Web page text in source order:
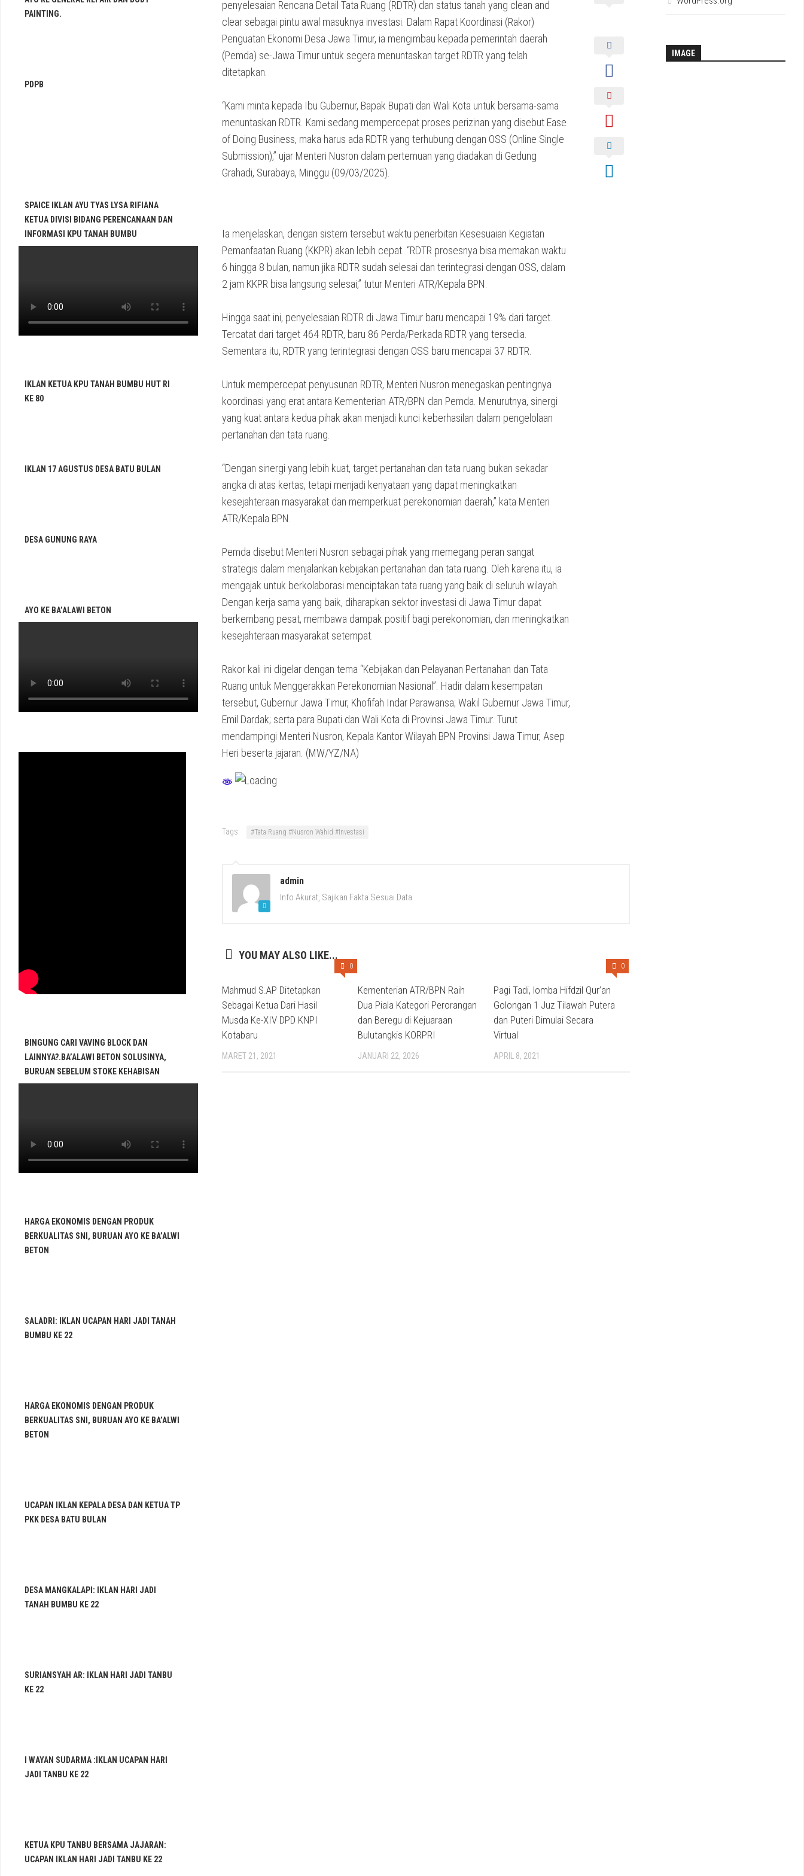
penyelesaian Rencana Detail Tata Ruang (RDTR) dan status tanah yang clean and
clear sebagai pintu awal masuknya investasi. Dalam Rapat Koordinasi (Rakor)
Penguatan Ekonomi Desa Jawa Timur, ia mengimbau kepada pemerintah daerah
(Pemda) se-Jawa Timur untuk segera menuntaskan target RDTR yang telah
ditetapkan.
“Kami minta kepada Ibu Gubernur, Bapak Bupati dan Wali Kota untuk bersama-sama
menuntaskan RDTR. Kami sedang mempercepat proses perizinan yang disebut Ease
of Doing Business, maka harus ada RDTR yang terhubung dengan OSS (Online Single
Submission),” ujar Menteri Nusron dalam pertemuan yang diadakan di Gedung
Grahadi, Surabaya, Minggu (09/03/2025).
Ia menjelaskan, dengan sistem tersebut waktu penerbitan Kesesuaian Kegiatan
Pemanfaatan Ruang (KKPR) akan lebih cepat. “RDTR prosesnya bisa memakan waktu
6 hingga 8 bulan, namun jika RDTR sudah selesai dan terintegrasi dengan OSS, dalam
2 jam KKPR bisa langsung selesai,” tutur Menteri ATR/Kepala BPN.
Hingga saat ini, penyelesaian RDTR di Jawa Timur baru mencapai 19% dari target.
Tercatat dari target 464 RDTR, baru 86 Perda/Perkada RDTR yang tersedia.
Sementara itu, RDTR yang terintegrasi dengan OSS baru mencapai 37 RDTR.
Untuk mempercepat penyusunan RDTR, Menteri Nusron menegaskan pentingnya
koordinasi yang erat antara Kementerian ATR/BPN dan Pemda. Menurutnya, sinergi
yang kuat antara kedua pihak akan menjadi kunci keberhasilan dalam pengelolaan
pertanahan dan tata ruang.
“Dengan sinergi yang lebih kuat, target pertanahan dan tata ruang bukan sekadar
angka di atas kertas, tetapi menjadi kenyataan yang dapat meningkatkan
kesejahteraan masyarakat dan memperkuat perekonomian daerah,” kata Menteri
ATR/Kepala BPN.
Pemda disebut Menteri Nusron sebagai pihak yang memegang peran sangat
strategis dalam menjalankan kebijakan pertanahan dan tata ruang. Oleh karena itu, ia
mengajak untuk berkolaborasi menciptakan tata ruang yang baik di seluruh wilayah.
Dengan kerja sama yang baik, diharapkan sektor investasi di Jawa Timur dapat
berkembang pesat, membawa dampak positif bagi perekonomian, dan meningkatkan
kesejahteraan masyarakat setempat.
Rakor kali ini digelar dengan tema “Kebijakan dan Pelayanan Pertanahan dan Tata
Ruang untuk Menggerakkan Perekonomian Nasional”. Hadir dalam kesempatan
tersebut, Gubernur Jawa Timur, Khofifah Indar Parawansa; Wakil Gubernur Jawa Timur,
Emil Dardak; serta para Bupati dan Wali Kota di Provinsi Jawa Timur. Turut
mendampingi Menteri Nusron, Kepala Kantor Wilayah BPN Provinsi Jawa Timur, Asep
Heri beserta jajaran. (MW/YZ/NA)
Tags: #Tata Ruang #Nusron Wahid #Investasi
admin
Info Akurat, Sajikan Fakta Sesuai Data
YOU MAY ALSO LIKE...
0
Mahmud S.AP Ditetapkan
Sebagai Ketua Dari Hasil
Musda Ke-XIV DPD KNPI
Kotabaru
MARET 21, 2021
Kementerian ATR/BPN Raih
Dua Piala Kategori Perorangan
dan Beregu di Kejuaraan
Bulutangkis KORPRI
JANUARI 22, 2026
0
Pagi Tadi, lomba Hifdzil Qur’an
Golongan 1 Juz Tilawah Putera
dan Puteri Dimulai Secara
Virtual
APRIL 8, 2021
PAINTING.
PDPB
SPAICE IKLAN AYU TYAS LYSA RIFIANA
KETUA DIVISI BIDANG PERENCANAAN DAN
INFORMASI KPU TANAH BUMBU
IKLAN KETUA KPU TANAH BUMBU HUT RI
KE 80
IKLAN 17 AGUSTUS DESA BATU BULAN
DESA GUNUNG RAYA
AYO KE BA’ALAWI BETON
BINGUNG CARI VAVING BLOCK DAN
LAINNYA?.BA’ALAWI BETON SOLUSINYA,
BURUAN SEBELUM STOKE KEHABISAN
HARGA EKONOMIS DENGAN PRODUK
BERKUALITAS SNI, BURUAN AYO KE BA’ALWI
BETON
SALADRI: IKLAN UCAPAN HARI JADI TANAH
BUMBU KE 22
HARGA EKONOMIS DENGAN PRODUK
BERKUALITAS SNI, BURUAN AYO KE BA’ALWI
BETON
UCAPAN IKLAN KEPALA DESA DAN KETUA TP
PKK DESA BATU BULAN
DESA MANGKALAPI: IKLAN HARI JADI
TANAH BUMBU KE 22
SURIANSYAH AR: IKLAN HARI JADI TANBU
KE 22
I WAYAN SUDARMA :IKLAN UCAPAN HARI
JADI TANBU KE 22
KETUA KPU TANBU BERSAMA JAJARAN:
UCAPAN IKLAN HARI JADI TANBU KE 22
IMAGE